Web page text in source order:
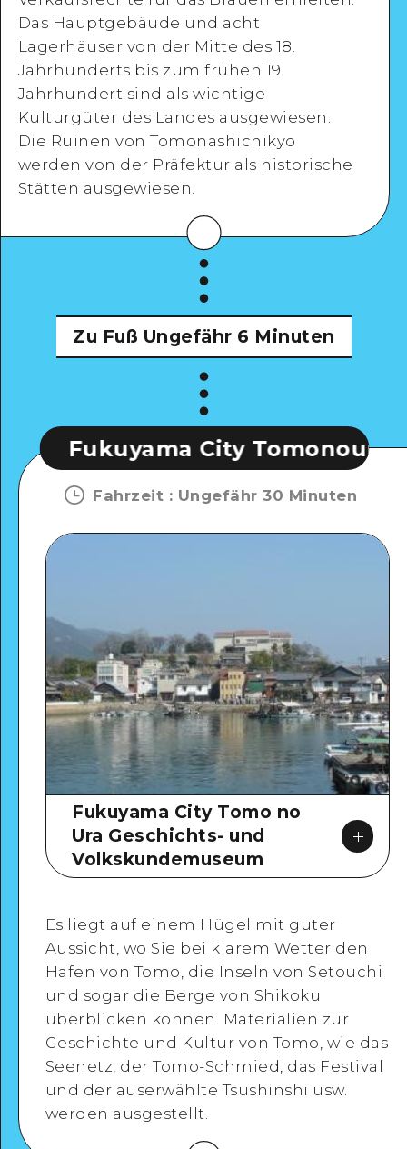
Detaillierte Ansicht
Das Hauptgebäude und acht
Lagerhäuser von der Mitte des 18.
Jahrhunderts bis zum frühen 19.
Jahrhundert sind als wichtige
Kulturgüter des Landes ausgewiesen.
Die Ruinen von Tomonashichikyo
werden von der Präfektur als historische
Stätten ausgewiesen.
Zu Fuß Ungefähr 6 Minuten
City Tomonoura Museum
Fahrzeit : Ungefähr 30 Minuten
Fukuyama City Tomo no
Ura Geschichts- und
Volkskundemuseum
Google Maps
Detaillierte Ansicht
Es liegt auf einem Hügel mit guter
Aussicht, wo Sie bei klarem Wetter den
Hafen von Tomo, die Inseln von Setouchi
und sogar die Berge von Shikoku
überblicken können. Materialien zur
Geschichte und Kultur von Tomo, wie das
Seenetz, der Tomo-Schmied, das Festival
und der auserwählte Tsushinshi usw.
werden ausgestellt.